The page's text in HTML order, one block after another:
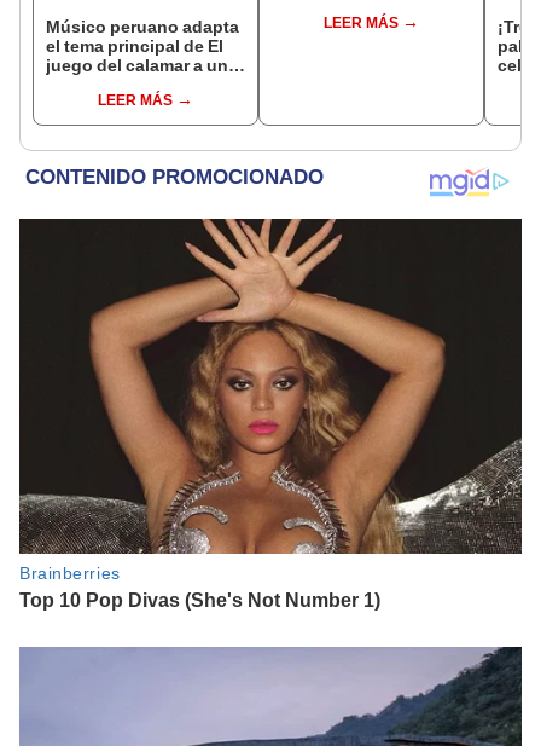
Músico peruano adapta
el tema principal de El
juego del calamar a una
LEER MÁS
LEER MÁS